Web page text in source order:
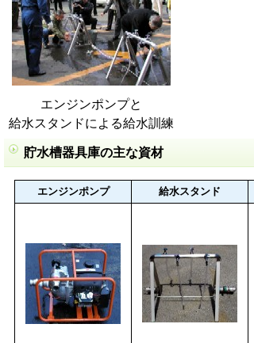
エンジンポンプと
給水スタンドによる給水訓練
貯水槽器具庫の主な資材
エンジンポンプ 給水スタンド